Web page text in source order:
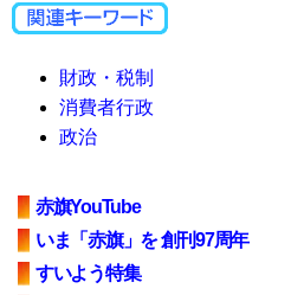
財政・税制
消費者行政
政治
赤旗YouTube
いま「赤旗」を 創刊97周年
すいよう特集